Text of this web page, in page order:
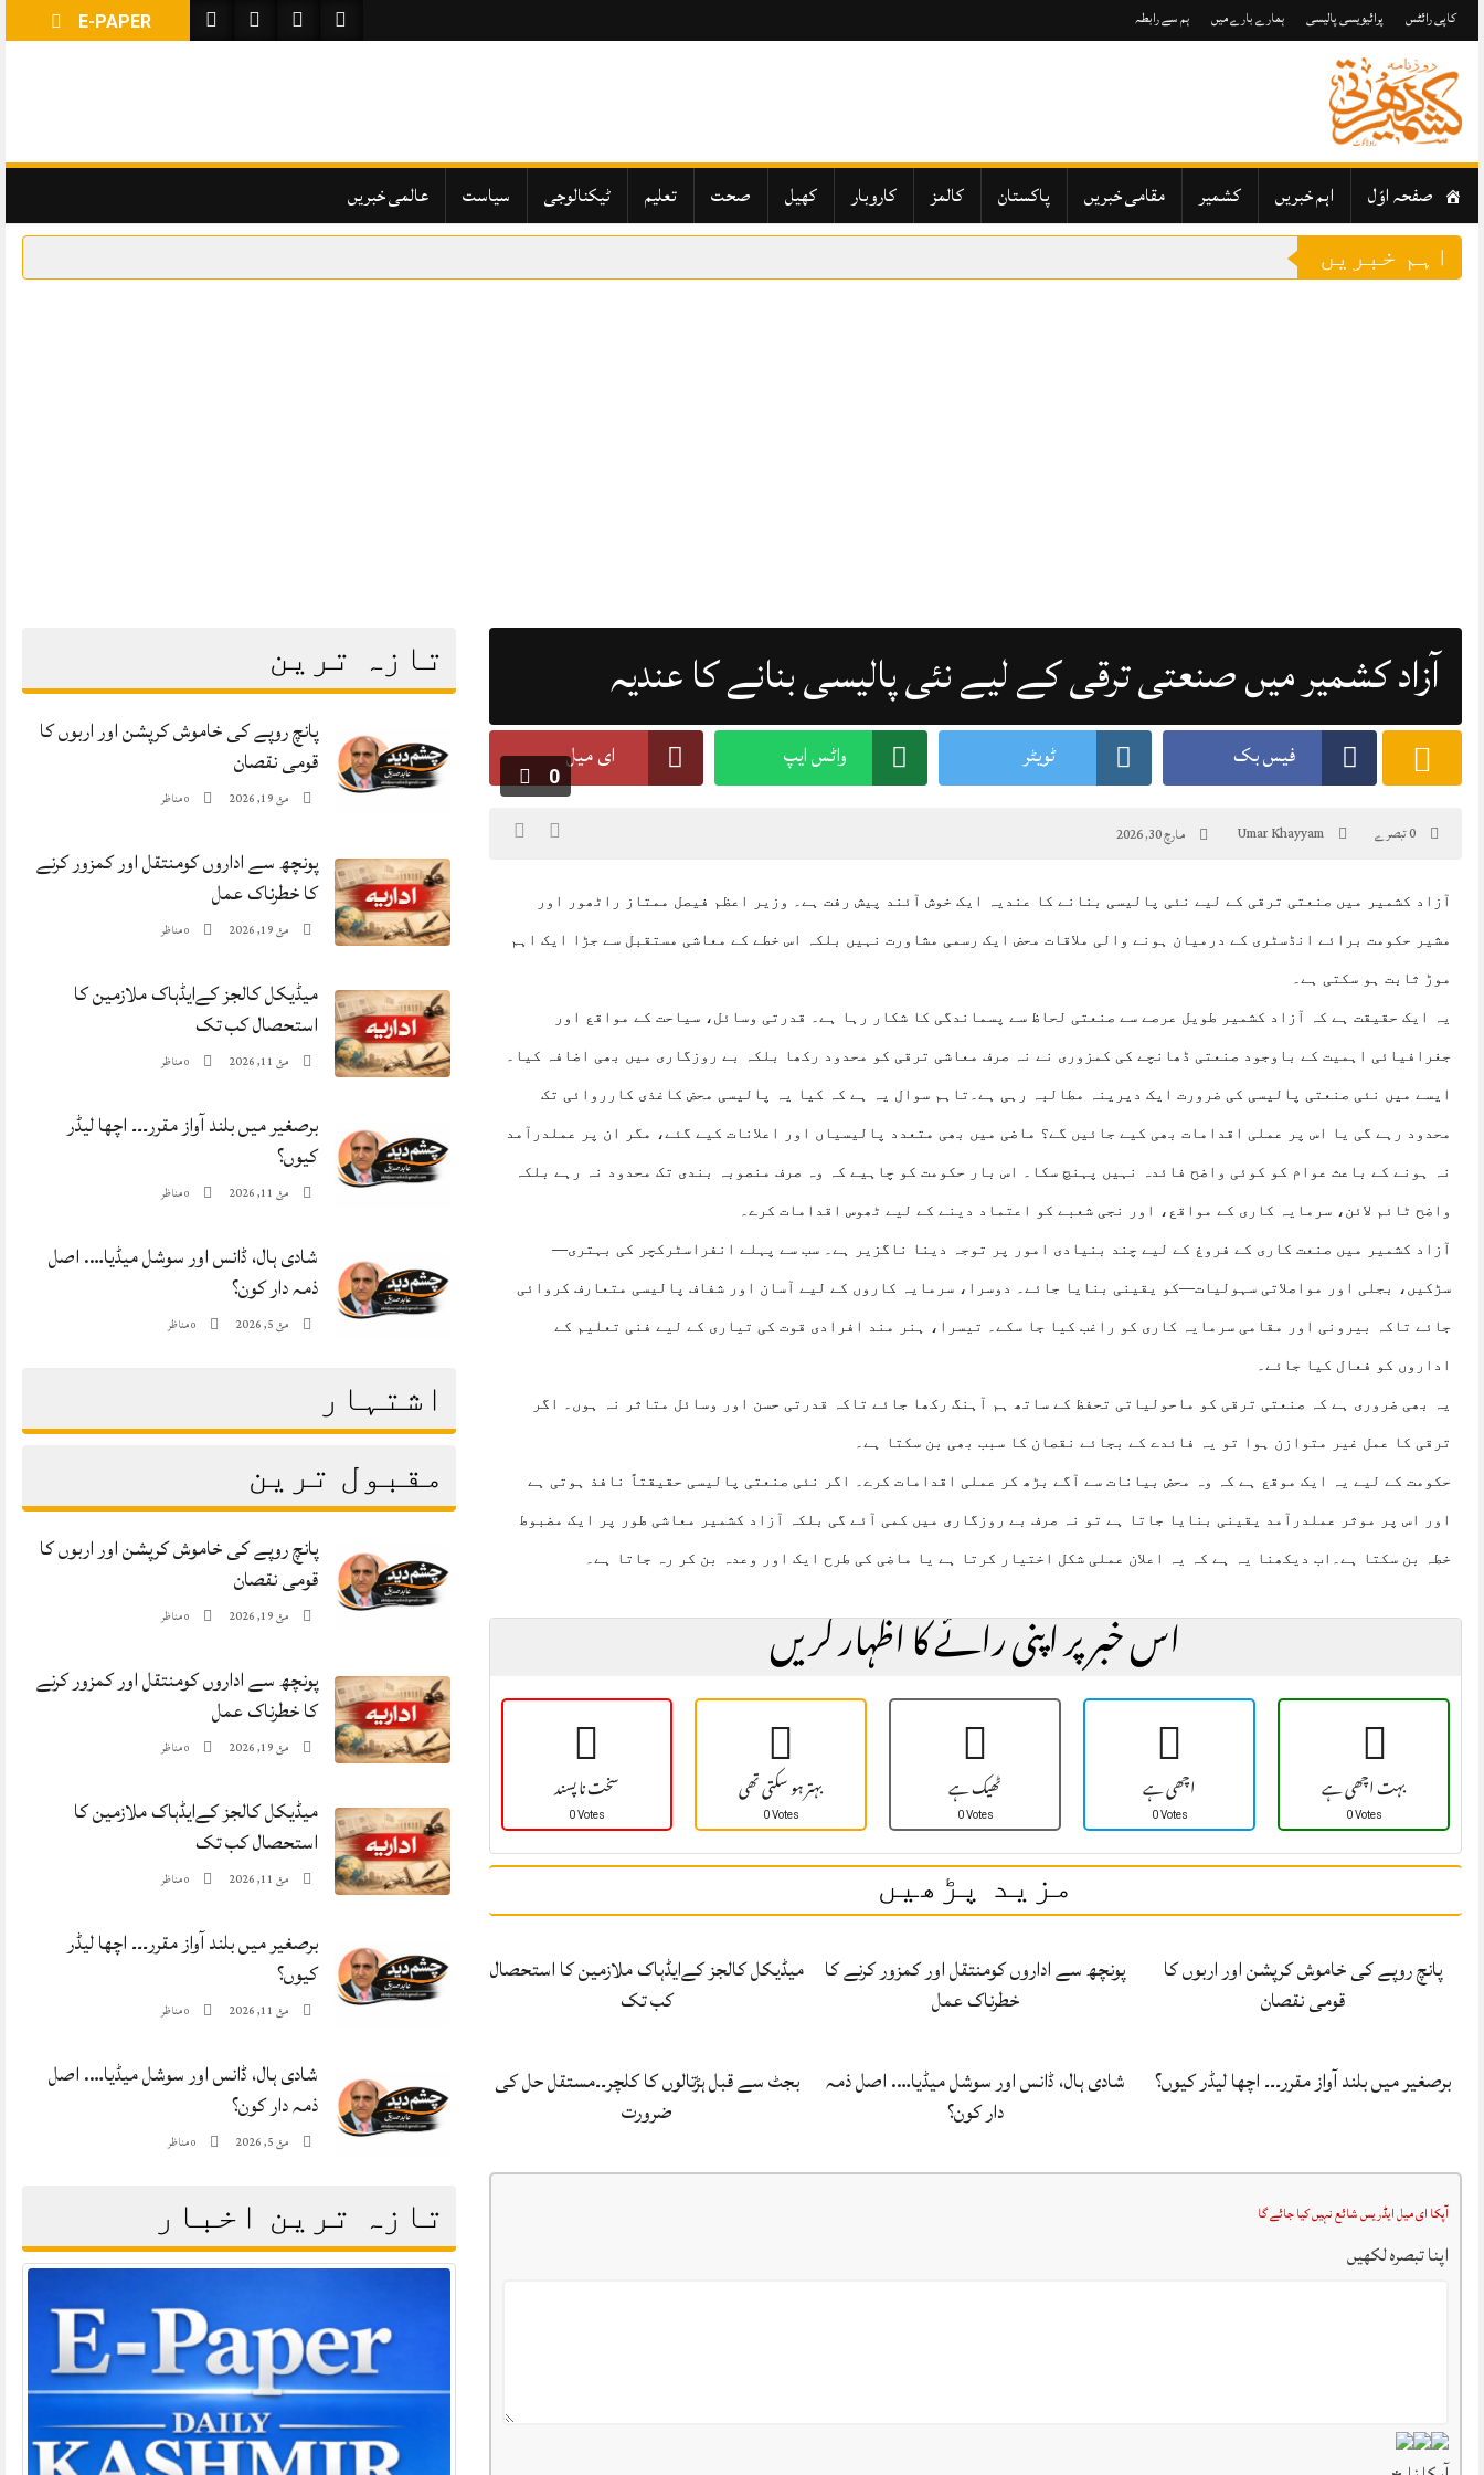
to
content
E-PAPER کاپی رائٹس پرائیویسی پالیسی ہمارے بارے میں ہم سے رابطہ
صفحہ اوّل اہم خبریں کشمیر مقامی خبریں پاکستان کالمز کاروبار کھیل صحت تعلیم ٹیکنالوجی سیاست عالمی خبریں
اہم خبریں
تازہ ترین
پانچ روپے کی خاموش کرپشن اور اربوں کا
قومی نقصان
مئ 19, 2026 0مناظر
پونچھ سے اداروں کومنتقل اور کمزور کرنے
کا خطرناک عمل
مئ 19, 2026 0مناظر
میڈیکل کالجز کےایڈہاک ملازمین کا
استحصال کب تک
مئ 11, 2026 0مناظر
برصغیر میں بلند آواز مقرر۔۔۔ اچھا لیڈر
کیوں؟
مئ 11, 2026 0مناظر
شادی ہال، ڈانس اور سوشل میڈیا…. اصل
ذمہ دار کون؟
مئ 5, 2026 0مناظر
اشتہار
مقبول ترین
پانچ روپے کی خاموش کرپشن اور اربوں کا
قومی نقصان
مئ 19, 2026 0مناظر
پونچھ سے اداروں کومنتقل اور کمزور کرنے
کا خطرناک عمل
مئ 19, 2026 0مناظر
میڈیکل کالجز کےایڈہاک ملازمین کا
استحصال کب تک
مئ 11, 2026 0مناظر
برصغیر میں بلند آواز مقرر۔۔۔ اچھا لیڈر
کیوں؟
مئ 11, 2026 0مناظر
شادی ہال، ڈانس اور سوشل میڈیا…. اصل
ذمہ دار کون؟
مئ 5, 2026 0مناظر
تازہ ترین اخبار
آزاد کشمیر میں صنعتی ترقی کے لیے نئی پالیسی بنانے کا عندیہ
فیس بک ٹویٹر واٹس ایپ ای میل
0
Umar Khayyam مارچ 30, 2026
آزاد کشمیر میں صنعتی ترقی کے لیے نئی پالیسی بنانے کا عندیہ ایک خوش آئند پیش رفت ہے۔ وزیر اعظم فیصل ممتاز راٹھور اور
مشیر حکومت برائے انڈسٹری کے درمیان ہونے والی ملاقات محض ایک رسمی مشاورت نہیں بلکہ اس خطے کے معاشی مستقبل سے جڑا ایک اہم
موڑ ثابت ہو سکتی ہے۔
یہ ایک حقیقت ہے کہ آزاد کشمیر طویل عرصے سے صنعتی لحاظ سے پسماندگی کا شکار رہا ہے۔ قدرتی وسائل، سیاحت کے مواقع اور
جغرافیائی اہمیت کے باوجود صنعتی ڈھانچے کی کمزوری نے نہ صرف معاشی ترقی کو محدود رکھا بلکہ بے روزگاری میں بھی اضافہ کیا۔
ایسے میں نئی صنعتی پالیسی کی ضرورت ایک دیرینہ مطالبہ رہی ہے۔تاہم سوال یہ ہے کہ کیا یہ پالیسی محض کاغذی کارروائی تک
محدود رہے گی یا اس پر عملی اقدامات بھی کیے جائیں گے؟ ماضی میں بھی متعدد پالیسیاں اور اعلانات کیے گئے، مگر ان پر عملدرآمد
نہ ہونے کے باعث عوام کو کوئی واضح فائدہ نہیں پہنچ سکا۔ اس بار حکومت کو چاہیے کہ وہ صرف منصوبہ بندی تک محدود نہ رہے بلکہ
واضح ٹائم لائن، سرمایہ کاری کے مواقع، اور نجی شعبے کو اعتماد دینے کے لیے ٹھوس اقدامات کرے۔
آزاد کشمیر میں صنعت کاری کے فروغ کے لیے چند بنیادی امور پر توجہ دینا ناگزیر ہے۔ سب سے پہلے انفراسٹرکچر کی بہتری—
سڑکیں، بجلی اور مواصلاتی سہولیات—کو یقینی بنایا جائے۔ دوسرا، سرمایہ کاروں کے لیے آسان اور شفاف پالیسی متعارف کروائی
جائے تاکہ بیرونی اور مقامی سرمایہ کاری کو راغب کیا جا سکے۔ تیسرا، ہنر مند افرادی قوت کی تیاری کے لیے فنی تعلیم کے
اداروں کو فعال کیا جائے۔
یہ بھی ضروری ہے کہ صنعتی ترقی کو ماحولیاتی تحفظ کے ساتھ ہم آہنگ رکھا جائے تاکہ قدرتی حسن اور وسائل متاثر نہ ہوں۔ اگر
ترقی کا عمل غیر متوازن ہوا تو یہ فائدے کے بجائے نقصان کا سبب بھی بن سکتا ہے۔
حکومت کے لیے یہ ایک موقع ہے کہ وہ محض بیانات سے آگے بڑھ کر عملی اقدامات کرے۔ اگر نئی صنعتی پالیسی حقیقتاً نافذ ہوتی ہے
اور اس پر موثر عملدرآمد یقینی بنایا جاتا ہے تو نہ صرف بے روزگاری میں کمی آئے گی بلکہ آزاد کشمیر معاشی طور پر ایک مضبوط
خطہ بن سکتا ہے۔اب دیکھنا یہ ہے کہ یہ اعلان عملی شکل اختیار کرتا ہے یا ماضی کی طرح ایک اور وعدہ بن کر رہ جاتا ہے۔
اس خبر پر اپنی رائے کا اظہار کریں
سخت نا پسند
0 Votes بہتر ہو سکتی تھی
0 Votes ٹھیک ہے
0 Votes اچھی ہے
0 Votes بہت اچھی ہے
0 Votes
مزید پڑھیں
پانچ روپے کی خاموش کرپشن اور اربوں کا
قومی نقصان
پونچھ سے اداروں کومنتقل اور کمزور کرنے کا
خطرناک عمل
میڈیکل کالجز کےایڈہاک ملازمین کا استحصال
کب تک
برصغیر میں بلند آواز مقرر۔۔۔ اچھا لیڈر کیوں؟
شادی ہال، ڈانس اور سوشل میڈیا…. اصل ذمہ
دار کون؟
بجٹ سے قبل ہڑتالوں کا کلچر۔۔مستقل حل کی
ضرورت
آپکا ای میل ایڈریس شائع نہیں کیا جائے گا
اپنا تبصرہ لکھیں